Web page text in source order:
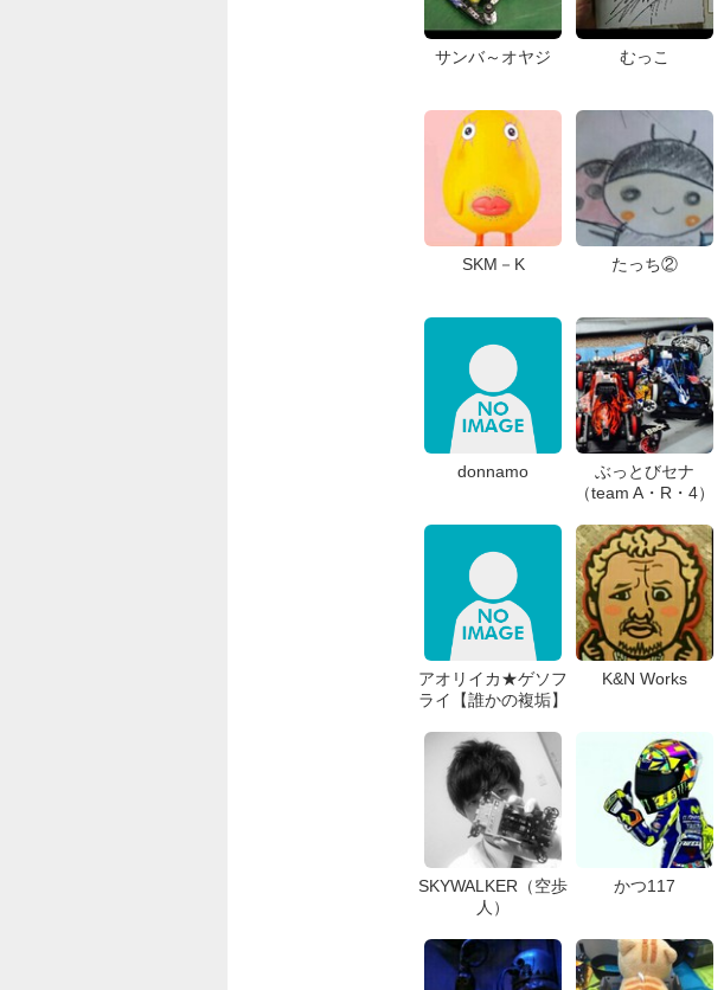
サンバ～オヤジ むっこ
SKM－K たっち②
donnamo
ぶっとびセナ
（team A・R・4）
アオリイカ★ゲソフ
ライ【誰かの複垢】
K&N Works
SKYWALKER（空歩
人）
かつ117